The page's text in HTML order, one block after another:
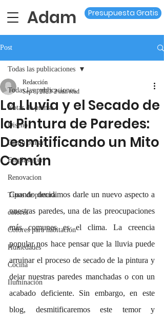
Adam Presupuesta Gratis
Post
Todas las publicaciones
Notas de prensa
Diseño
Como pintar
Emplastecer
Renovacion
Tipos de pintura
colores
Colores para habitación
Humedades
Cocina
Iluminación
Todas las publicaciones
La Lluvia y el Secado de
la Pintura de Paredes:
Desmitificando un Mito
Común
Redacción
Sep 8, 2023 2 min read
Cuando decidimos darle un nuevo aspecto a
nuestras paredes, una de las preocupaciones
más comunes es el clima. La creencia
popular nos hace pensar que la lluvia puede
arruinar el proceso de secado de la pintura y
dejar nuestras paredes manchadas o con un
acabado deficiente. Sin embargo, en este
blog, desmitificaremos este temor y